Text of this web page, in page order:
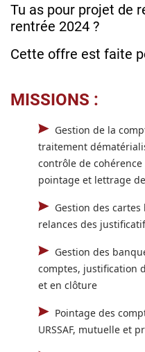
Tu as pour projet de
rentrée 2024 ?
Cette offre est faite
MISSIONS :
Gestion de la
traitement
contrôle de
pointage et lettrage
Gestion des
relances des
Gestion des
comptes, justification
et en clôture
Pointage des
URSSAF, mutuelle et